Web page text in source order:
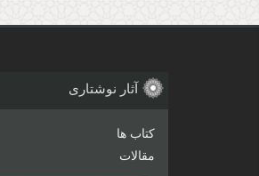
آثار نوشتاری
کتاب ها
مقالات